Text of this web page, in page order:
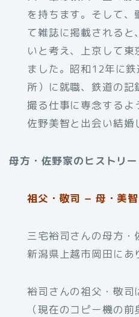
を持ちます。そして、
て雑誌に掲載されると
いと考え、上京して
ました。昭和12年に
所）に就職、鉄道の記
撮る仕事に専念するよ
佐野美智と出会い結婚
母方・佐野家のヒストリー
祖父・敬司 − 母・美
三宅裕司さんの母方・
新潟県上越市岡田にあ
裕司さんの祖父・敬
（現在のコピー機の